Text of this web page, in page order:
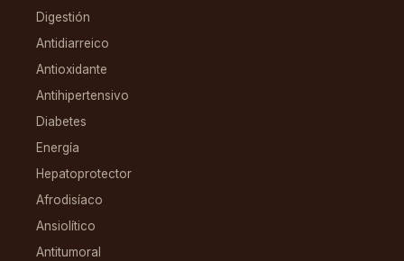
Digestión
Antidiarreico
Antioxidante
Antihipertensivo
Diabetes
Energía
Hepatoprotector
Afrodisíaco
Ansiolítico
Antitumoral